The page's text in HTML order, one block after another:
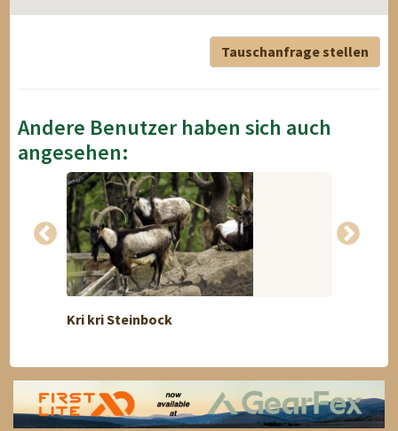
Tauschanfrage stellen
Andere Benutzer haben sich auch
angesehen:
Kri kri Steinbock